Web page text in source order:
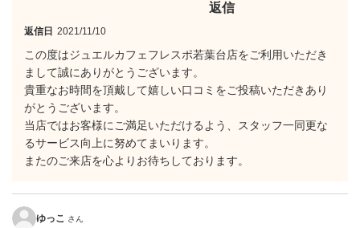
返信
返信日 2021/11/10
この度はジュエルカフェフレスポ若葉台店をご利用いただき
まして誠にありがとうございます。
貴重なお時間を頂戴して嬉しい口コミをご投稿いただきあり
がとうございます。
当店ではお客様にご満足いただけるよう、スタッフ一同更な
るサービス向上に努めてまいります。
またのご来店を心よりお待ちしております。
ゆっこ さん